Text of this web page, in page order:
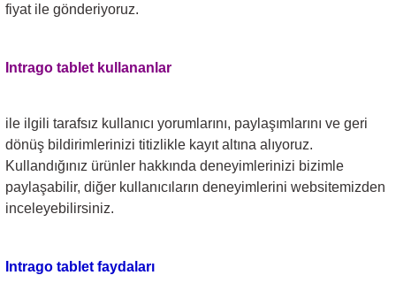
fiyat ile gönderiyoruz.
Intrago tablet kullananlar
ile ilgili tarafsız kullanıcı yorumlarını, paylaşımlarını ve geri
dönüş bildirimlerinizi titizlikle kayıt altına alıyoruz.
Kullandığınız ürünler hakkında deneyimlerinizi bizimle
paylaşabilir, diğer kullanıcıların deneyimlerini websitemizden
inceleyebilirsiniz.
Intrago tablet faydaları